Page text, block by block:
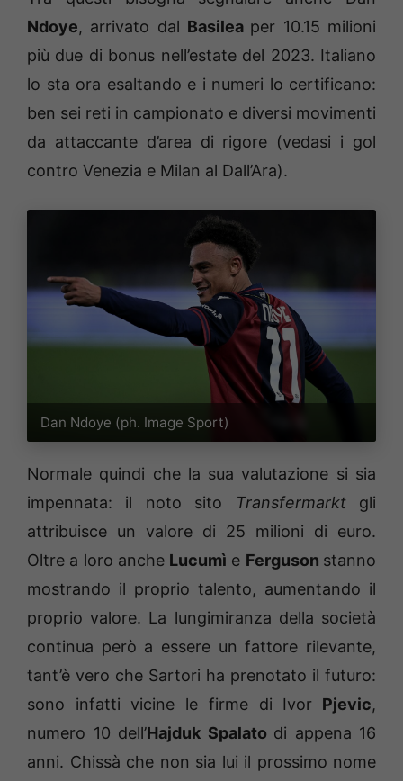
Ndoye, arrivato dal Basilea per 10.15 milioni
più due di bonus nell’estate del 2023. Italiano
lo sta ora esaltando e i numeri lo certificano:
ben sei reti in campionato e diversi movimenti
da attaccante d’area di rigore (vedasi i gol
contro Venezia e Milan al Dall’Ara).
Dan Ndoye (ph. Image Sport)
Normale quindi che la sua valutazione si sia
impennata: il noto sito
Transfermarktgli
attribuisce un valore di 25 milioni di euro.
Oltre a loro anche Lucumì e Ferguson stanno
mostrando il proprio talento, aumentando il
proprio valore. La lungimiranza della società
continua però a essere un fattore rilevante,
tant’è vero che Sartori ha prenotato il futuro:
sono infatti vicine le firme di Ivor Pjevic,
numero 10 dell’Hajduk Spalato di appena 16
anni. Chissà che non sia lui il prossimo nome